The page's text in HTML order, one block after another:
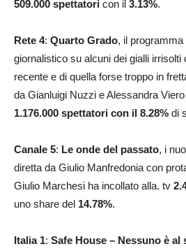
509.000 spettatori con il 3.13%.
Rete 4: Quarto Grado, il
giornalistico su alcuni dei gialli irrisolti
recente e di quella forse troppo in
da Gianluigi Nuzzi e Alessandra
1.176.000 spettatori con il 8.28% di
Canale 5: Le onde del passato, i
diretta da Giulio Manfredonia con
Giulio Marchesi ha incollato alla. tv
uno share del 14.78%.
Italia 1: Safe House – Nessuno è al